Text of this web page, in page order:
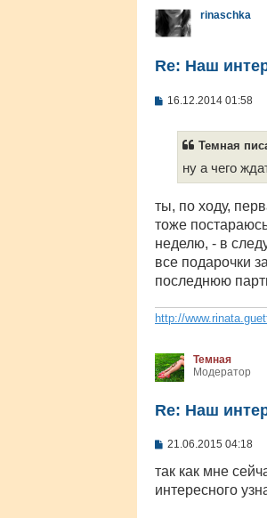
rinaschka
Re: Наш
С16.12.2014 01:58
Темная
ну а чего
ты, по ходу,
тоже
неделю, - в
все подарочки
последнюю
http://
Темная
Модератор
Re: Наш
С
о
щ
21.06.2015 04:18
так как мне
интересного